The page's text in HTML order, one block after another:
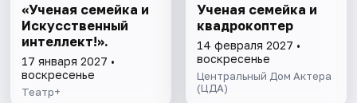
«Ученая семейка и
Искусственный
интеллект!».
17 января 2027 •
воскресенье
Театр+
Ученая семейка и
квадрокоптер
14 февраля 2027 •
воскресенье
Центральный Дом Актера
(ЦДА)